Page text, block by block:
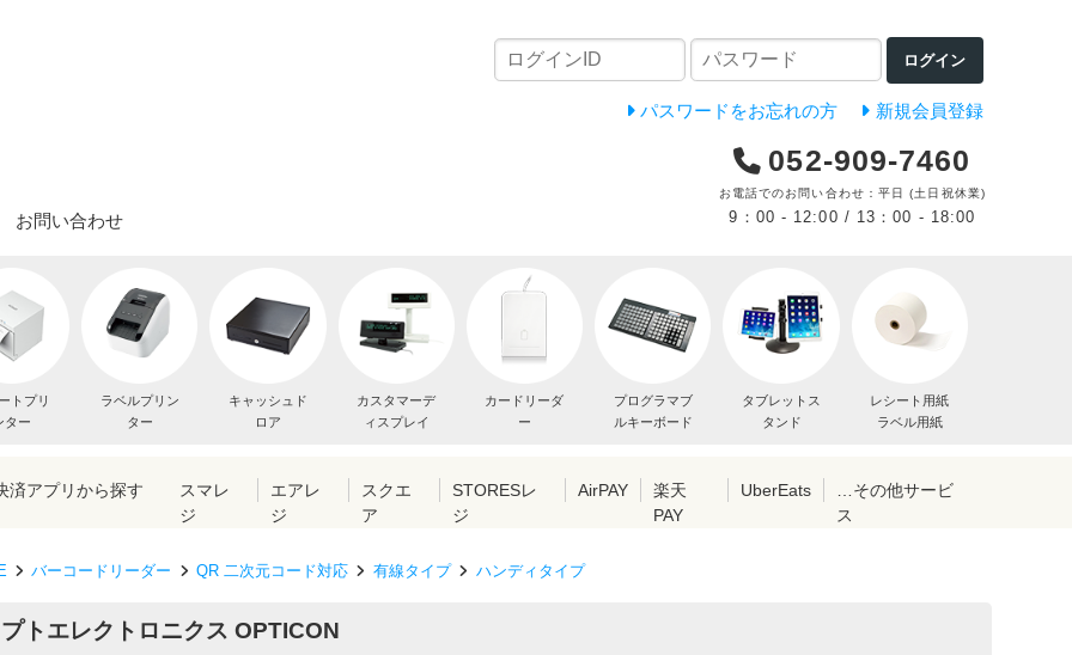
ログイン
パスワードをお忘れの方 新規会員登録
お問い合わせ
052-909-7460
お電話でのお問い合わせ：平日 (土日祝休業)
9：00 - 12:00 / 13：00 - 18:00
トプリ
ター
ラベルプリン
ター
キャッシュド
ロア
カスタマーデ
ィスプレイ
カードリーダ
ー
プログラマブ
ルキーボード
タブレットス
タンド
レシート用紙
ラベル用紙
済アプリから探す
スマレ
ジ
エアレ
ジ
スクエ
ア
STORESレ
ジ
AirPAY
楽天
PAY
UberEats
…その他サービ
ス
バーコードリーダー QR 二次元コード対応 有線タイプ ハンディタイプ
トエレクトロニクス OPTICON